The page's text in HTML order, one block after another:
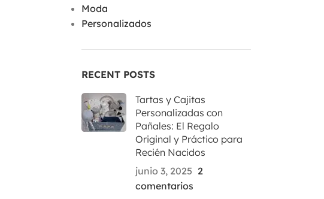
Moda
Personalizados
RECENT POSTS
Tartas y Cajitas
Personalizadas con
Pañales: El Regalo
Original y Práctico para
Recién Nacidos
junio 3, 2025 2
comentarios